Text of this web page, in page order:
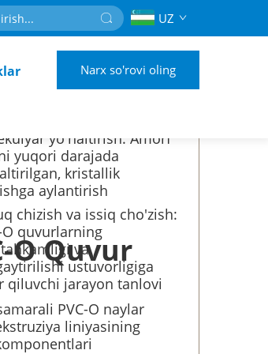
UZ
Narx so'rovi oling
O Quvur
texnologiya qanday
yo'naltirish: Amorf
yuqori darajada
kristallik
aylantirish
chizish va issiq cho'zish:
O quvurlarning
va
ustuvorligiga
qiluvchi jarayon tanlovi
PVC-O naylar
liniyasining